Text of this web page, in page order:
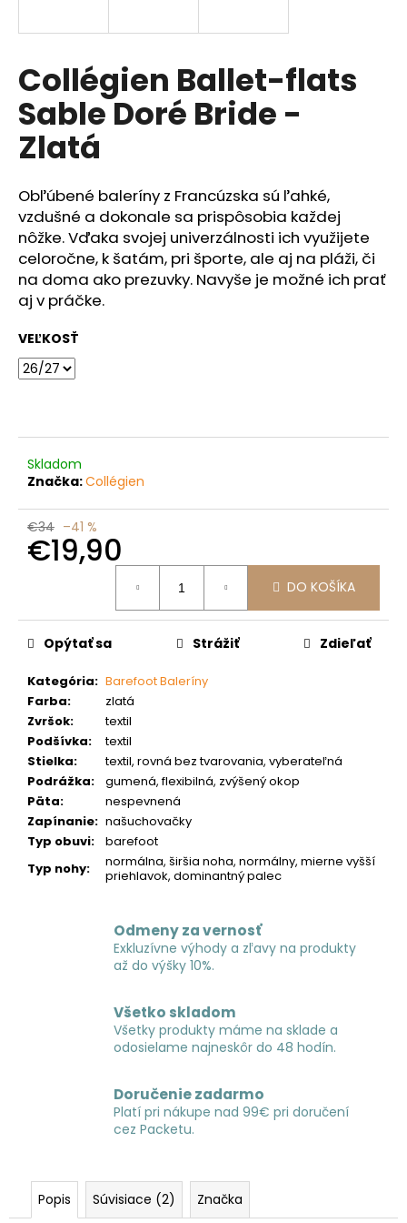
Collégien Ballet-flats
Sable Doré Bride -
Zlatá
Obľúbené baleríny z Francúzska sú ľahké,
vzdušné a dokonale sa prispôsobia každej
nôžke. Vďaka svojej univerzálnosti ich využijete
celoročne, k šatám, pri športe, ale aj na pláži, či
na doma ako prezuvky. Navyše je možné ich prať
aj v práčke.
VEĽKOSŤ
Skladom
Značka:Collégien
€34 –41 %
€19,90
DO KOŠÍKA
Kategória: Barefoot Baleríny
Farba:
zlatá
Zvršok:
textil
Podšívka:
textil
Stielka:
textil, rovná bez tvarovania, vyberateľná
Podrážka:
gumená, flexibilná, zvýšený okop
Päta:
nespevnená
Zapínanie: našuchovačky
Typ obuvi:
barefoot
Typ nohy:
normálna, širšia noha, normálny, mierne vyšší
priehlavok, dominantný palec
Opýtať sa Strážiť Zdieľať
Odmeny za vernosť
Exkluzívne výhody a zľavy na produkty
až do výšky 10%.
Všetko skladom
Všetky produkty máme na sklade a
odosielame najneskôr do 48 hodín.
Doručenie zadarmo
Platí pri nákupe nad 99€ pri doručení
cez Packetu.
Popis Súvisiace (2) Značka
s
ť
?
HĽADAŤ
O
d
p
o
r
a
e